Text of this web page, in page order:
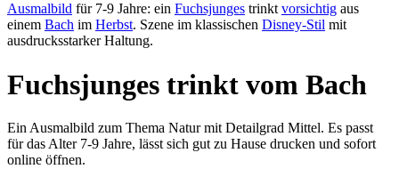
Ausmalbild für 7-9 Jahre: ein Fuchsjunges trinkt vorsichtig aus
einem Bach im Herbst. Szene im klassischen Disney-Stil mit
ausdrucksstarker Haltung.
Fuchsjunges trinkt vom Bach
Ein Ausmalbild zum Thema Natur mit Detailgrad Mittel. Es passt
für das Alter 7-9 Jahre, lässt sich gut zu Hause drucken und sofort
online öffnen.